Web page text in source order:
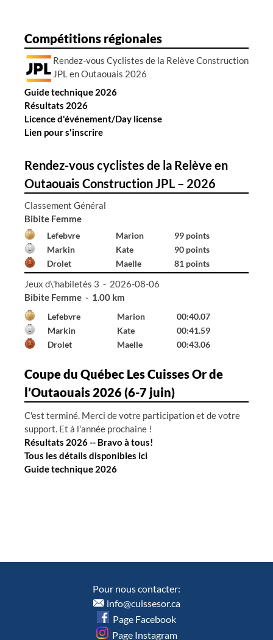
a
r
i
c
l
e
Compétitions régionales
Rendez-vous Cyclistes de la Relève Construction
JPL en Outaouais 2026
Guide technique 2026
Résultats 2026
Licence d'événement/Day license
Lien pour s'inscrire
Rendez-vous cyclistes de la Relève en
Outaouais Construction JPL – 2026
Classement Général
Bibite Homme
Declerck Émile
99 points
Hall
Gabriel
96 points
Renaud
Émile 52 points
Jeux d\'habiletés 3 - 2026-08-06
Bibite Femme - 1.00 km
Lefebvre Marion
00:40.07
Markin
Kate
00:41.59
Drolet
Maelle 00:43.06
Coupe du Québec Les Cuisses Or de
l’Outaouais 2026 (6-7 juin)
C'est terminé. Merci de votre participation et de votre
support. Et à l'année prochaine !
Résultats 2026 -- Bravo à tous!
Tous les détails disponibles ici
Guide technique 2026
Pour nous contacter:
info@cuissesor.ca
Page Facebook
Page Instagram